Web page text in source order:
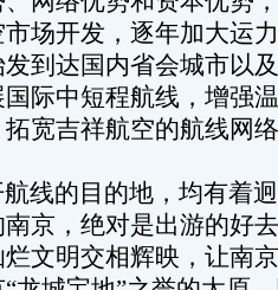
场开发，逐年加大运
到达国内省会城市以
际中短程航线，增强
宽吉祥航空的航线网
线的目的地，均有着
京，绝对是出游的好
文明交相辉映，让南